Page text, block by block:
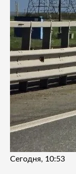
Сегодня, 10:53